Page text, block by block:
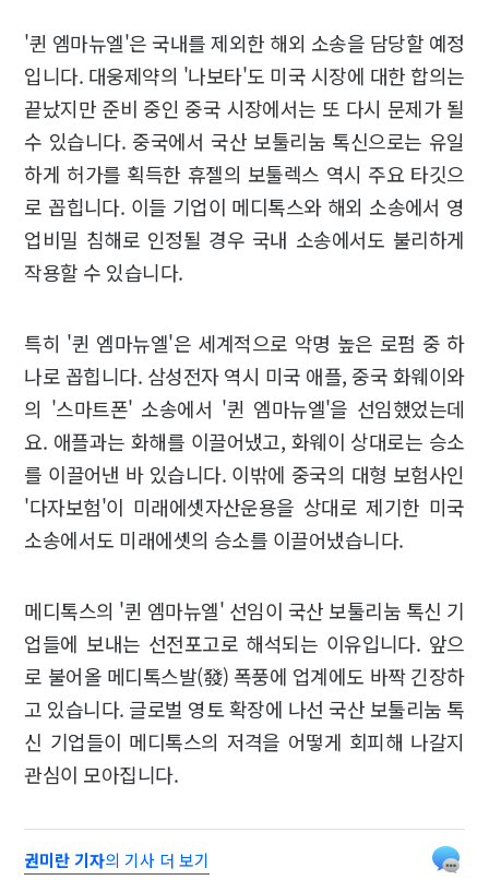
'퀸 엠마뉴엘'은 국내를 제외한 해외 소송을 담당할 예정
입니다. 대웅제약의 '나보타'도 미국 시장에 대한 합의는
끝났지만 준비 중인 중국 시장에서는 또 다시 문제가 될
수 있습니다. 중국에서 국산 보툴리눔 톡신으로는 유일
하게 허가를 획득한 휴젤의 보툴렉스 역시 주요 타깃으
로 꼽힙니다. 이들 기업이 메디톡스와 해외 소송에서 영
업비밀 침해로 인정될 경우 국내 소송에서도 불리하게
작용할 수 있습니다.
특히 '퀸 엠마뉴엘'은 세계적으로 악명 높은 로펌 중 하
나로 꼽힙니다. 삼성전자 역시 미국 애플, 중국 화웨이와
의 '스마트폰' 소송에서 '퀸 엠마뉴엘'을 선임했었는데
요. 애플과는 화해를 이끌어냈고, 화웨이 상대로는 승소
를 이끌어낸 바 있습니다. 이밖에 중국의 대형 보험사인
'다자보험'이 미래에셋자산운용을 상대로 제기한 미국
소송에서도 미래에셋의 승소를 이끌어냈습니다.
메디톡스의 '퀸 엠마뉴엘' 선임이 국산 보툴리눔 톡신 기
업들에 보내는 선전포고로 해석되는 이유입니다. 앞으
로 불어올 메디톡스발(發) 폭풍에 업계에도 바짝 긴장하
고 있습니다. 글로벌 영토 확장에 나선 국산 보툴리눔 톡
신 기업들이 메디톡스의 저격을 어떻게 회피해 나갈지
관심이 모아집니다.
권미란 기자의 기사 더 보기